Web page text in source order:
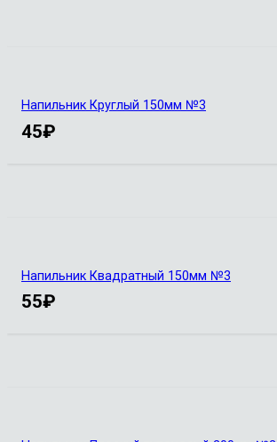
Напильник Круглый 150мм №3
45₽
Напильник Квадратный 150мм №3
55₽